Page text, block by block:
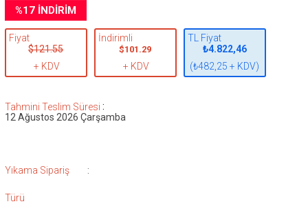
%17İNDIRIM
Fiyat
$121.55
+ KDV
İndirimli
$101.29
+ KDV
TL Fiyat
₺4.822,46
(₺482,25 + KDV)
Tahmini Teslim Süresi :
12 Ağustos 2026 Çarşamba
Yıkama Sipariş
Türü
: